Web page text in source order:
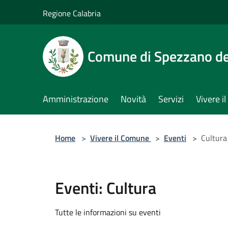
Regione Calabria
Comune di Spezzano
Amministrazione Novità Servizi Vivere
Home > Vivere il Comune > Eventi > Cultura
Eventi: Cultura
Tutte le informazioni su eventi